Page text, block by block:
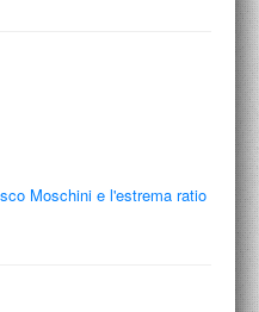
Moschini e l'estrema ratio